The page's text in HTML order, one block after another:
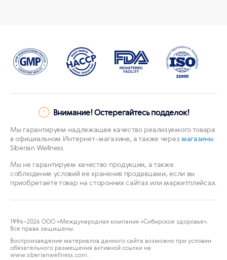
Внимание! Остерегайтесь подделок!
Мы гарантируем надлежащее качество реализуемого товара
в официальном Интернет-магазине, а также через магазины
Siberian Wellness
Мы не гарантируем качество продукции, а также
соблюдение условий ее хранения продавцами, если вы
приобретаете товар на сторонних сайтах или маркетплейсах.
1996–2026 ООО «Международная компания «Сибирское здоровье».
Все права защищены.
Воспроизведение материалов данного сайта возможно при условии
обязательного размещения активной ссылки на
www.siberianwellness.com.